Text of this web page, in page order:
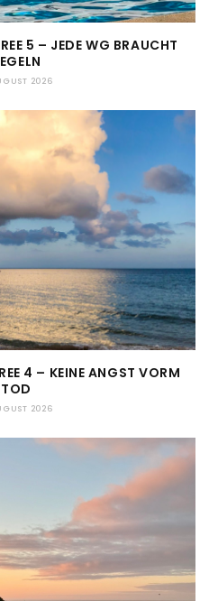
5 – JEDE WG BRAUCHT
2026
4 – KEINE ANGST VORM
TOD
2026